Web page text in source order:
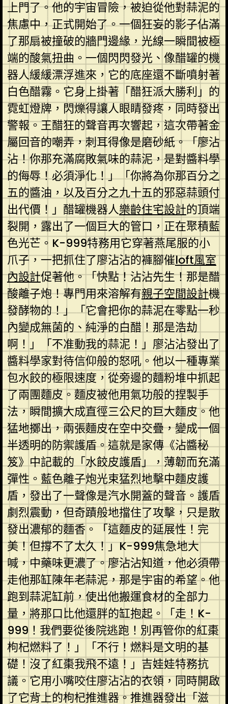
上門了。他的宇宙冒險，被迫從他對蒜泥的
焦慮中，正式開始了。一個狂妄的影子佔滿
了那扇被撞破的牆門邊緣，光線一瞬間被極
端的酸氣扭曲。一個閃閃發光、像醋罐的機
器人緩緩漂浮進來，它的底座還不斷噴射著
白色醋霧。它身上掛著「醋狂派大勝利」的
霓虹燈牌，閃爍得讓人眼睛發疼，同時發出
警報。王醋狂的聲音再次響起，這次帶著金
屬回音的嘲弄，刺耳得像是磨砂紙。「廖沾
沾！你那充滿腐敗氣味的蒜泥，是對醬料學
的侮辱！必須淨化！」「你將為你那百分之
五的醬油，以及百分之九十五的邪惡蒜頭付
出代價！」醋罐機器人樂齡住宅設計的頂端
裂開，露出了一個巨大的管口，正在聚積藍
色光芒。K-999特務用它穿著燕尾服的小
爪子，一把抓住了廖沾沾的褲腳催loft風室
內設計促著他。「快點！沾沾先生！那是醋
酸離子炮！專門用來溶解有親子空間設計機
發酵物的！」「它會把你的蒜泥在零點一秒
內變成無菌的、純淨的白醋！那是浩劫
啊！」「不准動我的蒜泥！」廖沾沾發出了
醬料學家對待信仰般的怒吼。他以一種專業
包水餃的極限速度，從旁邊的麵粉堆中抓起
了兩團麵皮。麵皮被他用氣功般的捏製手
法，瞬間擴大成直徑三公尺的巨大麵皮。他
猛地擲出，兩張麵皮在空中交疊，變成一個
半透明的防禦護盾。這就是家傳《沾醬秘
笈》中記載的「水餃皮護盾」，薄韌而充滿
彈性。藍色離子炮光束猛烈地擊中麵皮護
盾，發出了一聲像是汽水開蓋的聲音。護盾
劇烈震動，但奇蹟般地擋住了攻擊，只是散
發出濃郁的麵香。「這麵皮的延展性！完
美！但撐不了太久！」K-999焦急地大
喊，中藥味更濃了。廖沾沾知道，他必須帶
走他那缸陳年老蒜泥，那是宇宙的希望。他
跑到蒜泥缸前，使出他搬運食材的全部力
量，將那口比他還胖的缸抱起。「走！K-
999！我們要從後院逃跑！別再管你的紅棗
枸杞燃料了！」「不行！燃料是文明的基
礎！沒了紅棗我飛不遠！」吉娃娃特務抗
議。它用小嘴咬住廖沾沾的衣領，同時開啟
了它背上的枸杞推進器。推進器發出「滋